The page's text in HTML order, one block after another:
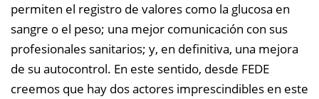
permiten el registro de valores como la glucosa en
sangre o el peso; una mejor comunicación con sus
profesionales sanitarios; y, en definitiva, una mejora
de su autocontrol. En este sentido, desde FEDE
creemos que hay dos actores imprescindibles en este